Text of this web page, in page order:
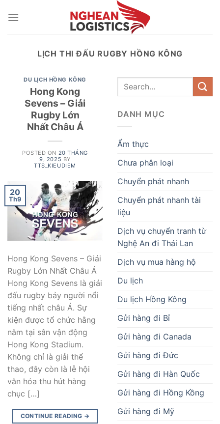
LỊCH THI ĐẤU RUGBY HỒNG KÔNG
DU LỊCH HỒNG KÔNG
Hong Kong
Sevens – Giải
Rugby Lớn
Nhất Châu Á
POSTED ON 20 THÁNG
9, 2025 BY
TTS_KIEUDIEM
20
Th9
Hong Kong Sevens – Giải
Rugby Lớn Nhất Châu Á
Hong Kong Sevens là giải
đấu rugby bảy người nổi
tiếng nhất châu Á. Sự
kiện được tổ chức hằng
năm tại sân vận động
Hong Kong Stadium.
Không chỉ là giải thể
thao, đây còn là lễ hội
văn hóa thu hút hàng
chục […]
CONTINUE READING →
DANH MỤC
Ẩm thực
Chưa phân loại
Chuyển phát nhanh
Chuyển phát nhanh tài
liệu
Dịch vụ chuyển tranh từ
Nghệ An đi Thái Lan
Dịch vụ mua hàng hộ
Du lịch
Du lịch Hồng Kông
Gửi hàng đi Bỉ
Gửi hàng đi Canada
Gửi hàng đi Đức
Gửi hàng đi Hàn Quốc
Gửi hàng đi Hồng Kồng
Gửi hàng đi Mỹ